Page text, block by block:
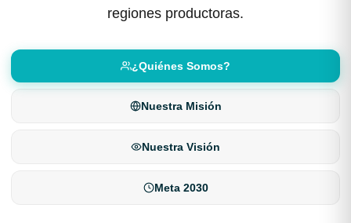
regiones productoras.
¿Quiénes Somos?
Nuestra Misión
Nuestra Visión
Meta 2030